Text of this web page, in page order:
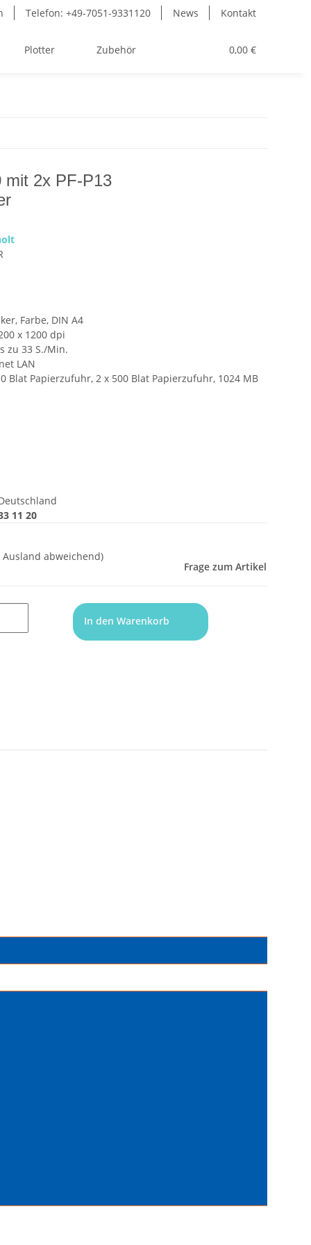
Telefon: +49-7051-9331120 News Kontakt
0,00 €
Plotter Zubehör
mit 2x PF-P13
Farbe, DIN A4
x 1200 dpi
zu 33 S./Min.
LAN
Blat Papierzufuhr, 2 x 500 Blat Papierzufuhr, 1024 MB
11 20
Ausland abweichend)
Frage zum Artikel
In den Warenkorb